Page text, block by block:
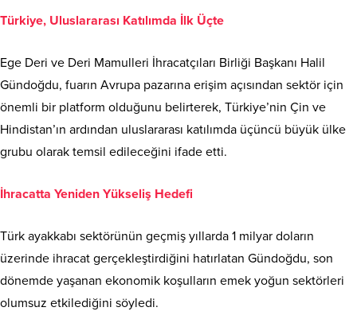
Türkiye, Uluslararası Katılımda İlk Üçte
Ege Deri ve Deri Mamulleri İhracatçıları Birliği Başkanı Halil
Gündoğdu, fuarın Avrupa pazarına erişim açısından sektör için
önemli bir platform olduğunu belirterek, Türkiye’nin Çin ve
Hindistan’ın ardından uluslararası katılımda üçüncü büyük ülke
grubu olarak temsil edileceğini ifade etti.
İhracatta Yeniden Yükseliş Hedefi
Türk ayakkabı sektörünün geçmiş yıllarda 1 milyar doların
üzerinde ihracat gerçekleştirdiğini hatırlatan Gündoğdu, son
dönemde yaşanan ekonomik koşulların emek yoğun sektörleri
olumsuz etkilediğini söyledi.